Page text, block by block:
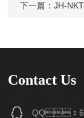
下一篇：JH-
Contact Us
QQ：